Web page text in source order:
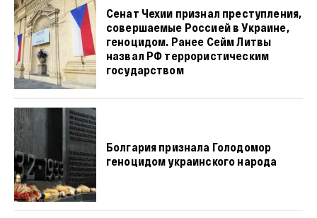
Сенат Чехии признал преступления,
совершаемые Россией в Украине,
геноцидом. Ранее Сейм Литвы
назвал РФ террористическим
государством
Болгария признала Голодомор
геноцидом украинского народа